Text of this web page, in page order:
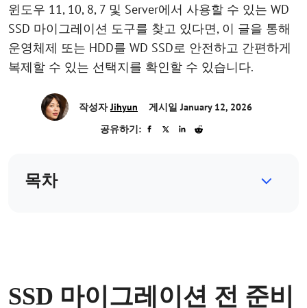
윈도우 11, 10, 8, 7 및 Server에서 사용할 수 있는 WD
SSD 마이그레이션 도구를 찾고 있다면, 이 글을 통해
운영체제 또는 HDD를 WD SSD로 안전하고 간편하게
복제할 수 있는 선택지를 확인할 수 있습니다.
작성자Jihyun
게시일 January 12, 2026
공유하기:
목차
SSD 마이그레이션 전 준비